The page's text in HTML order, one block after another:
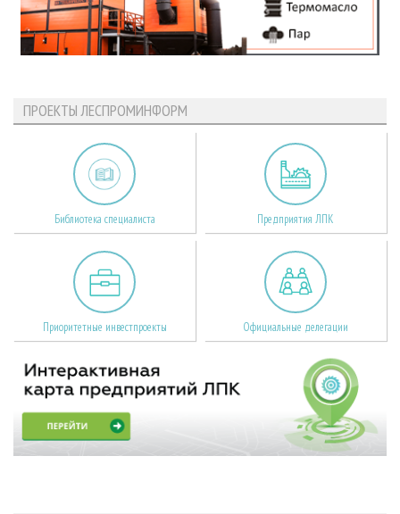
ПРОЕКТЫ ЛЕСПРОМИНФОРМ
Библиотека специалиста Предприятия ЛПК
Приоритетные инвестпроекты Официальные делегации